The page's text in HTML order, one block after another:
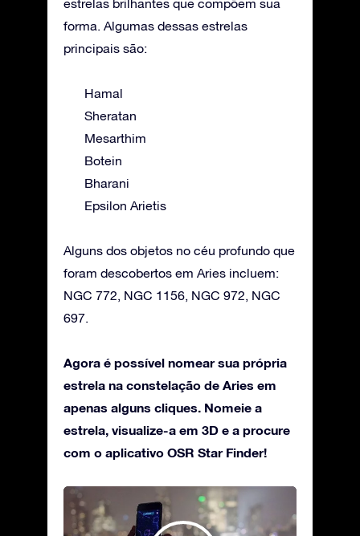
estrelas brilhantes que compõem sua
forma. Algumas dessas estrelas
principais são:
Hamal
Sheratan
Mesarthim
Botein
Bharani
Epsilon Arietis
Alguns dos objetos no céu profundo que
foram descobertos em Aries incluem:
NGC 772, NGC 1156, NGC 972, NGC
697.
Agora é possível nomear sua própria
estrela na constelação de Aries em
apenas alguns cliques. Nomeie a
estrela, visualize-a em 3D e a procure
com o aplicativo OSR Star Finder!